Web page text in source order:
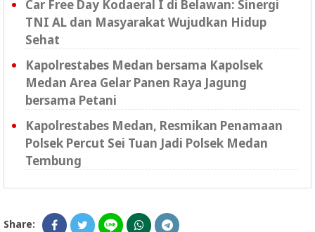
Car Free Day Kodaeral I di Belawan: Sinergi
TNI AL dan Masyarakat Wujudkan Hidup
Sehat
Kapolrestabes Medan bersama Kapolsek
Medan Area Gelar Panen Raya Jagung
bersama Petani
Kapolrestabes Medan, Resmikan Penamaan
Polsek Percut Sei Tuan Jadi Polsek Medan
Tembung
Share: